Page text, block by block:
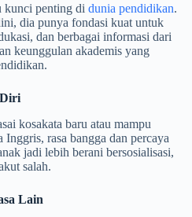
kunci penting di dunia pendidikan.
dia punya fondasi kuat untuk
dan berbagai informasi dari
keunggulan akademis yang
Diri
kosakata baru atau mampu
rasa bangga dan percaya
jadi lebih berani bersosialisasi,
salah.
Lain